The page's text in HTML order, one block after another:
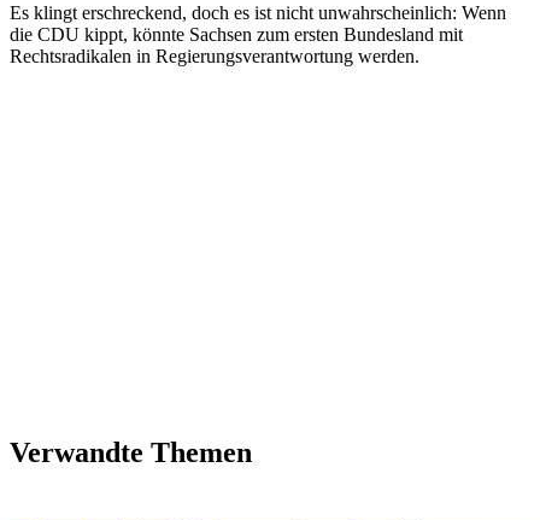
Es klingt erschre­ckend, doch es ist nicht unwahr­scheinlich: Wenn
die CDU kippt, könnte Sachsen zum ersten Bundesland mit
Rechts­ra­di­kalen in Regie­rungs­ver­ant­wortung werden.
Verwandte Themen